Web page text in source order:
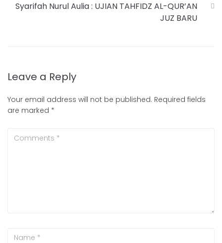
Syarifah Nurul Aulia : UJIAN TAHFIDZ AL-QUR’AN
JUZ BARU
Leave a Reply
Your email address will not be published. Required fields
are marked *